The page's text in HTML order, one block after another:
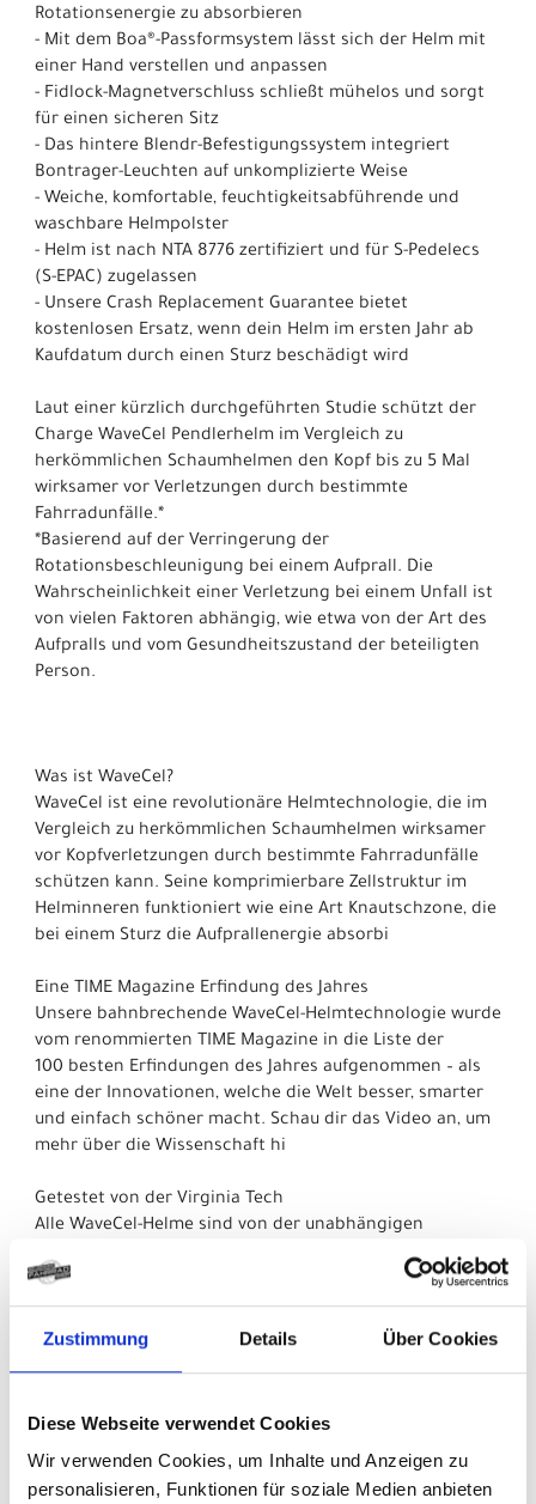
Zustimmung Details Über Cookies
Diese Webseite verwendet Cookies
Wir verwenden Cookies, um Inhalte und Anzeigen zu
personalisieren, Funktionen für soziale Medien anbieten
Rotationsenergie zu absorbieren
- Mit dem Boa®-Passformsystem lässt sich der Helm mit
einer Hand verstellen und anpassen
- Fidlock-Magnetverschluss schließt mühelos und sorgt
für einen sicheren Sitz
- Das hintere Blendr-Befestigungssystem integriert
Bontrager-Leuchten auf unkomplizierte Weise
- Weiche, komfortable, feuchtigkeitsabführende und
waschbare Helmpolster
- Helm ist nach NTA 8776 zertifiziert und für S-Pedelecs
(S-EPAC) zugelassen
- Unsere Crash Replacement Guarantee bietet
kostenlosen Ersatz, wenn dein Helm im ersten Jahr ab
Kaufdatum durch einen Sturz beschädigt wird
Laut einer kürzlich durchgeführten Studie schützt der
Charge WaveCel Pendlerhelm im Vergleich zu
herkömmlichen Schaumhelmen den Kopf bis zu 5 Mal
wirksamer vor Verletzungen durch bestimmte
Fahrradunfälle.*
*Basierend auf der Verringerung der
Rotationsbeschleunigung bei einem Aufprall. Die
Wahrscheinlichkeit einer Verletzung bei einem Unfall ist
von vielen Faktoren abhängig, wie etwa von der Art des
Aufpralls und vom Gesundheitszustand der beteiligten
Person.
Was ist WaveCel?
WaveCel ist eine revolutionäre Helmtechnologie, die im
Vergleich zu herkömmlichen Schaumhelmen wirksamer
vor Kopfverletzungen durch bestimmte Fahrradunfälle
schützen kann. Seine komprimierbare Zellstruktur im
Helminneren funktioniert wie eine Art Knautschzone, die
bei einem Sturz die Aufprallenergie absorbi
Eine TIME Magazine Erfindung des Jahres
Unsere bahnbrechende WaveCel-Helmtechnologie wurde
vom renommierten TIME Magazine in die Liste der
100 besten Erfindungen des Jahres aufgenommen – als
eine der Innovationen, welche die Welt besser, smarter
und einfach schöner macht. Schau dir das Video an, um
mehr über die Wissenschaft hi
Getestet von der Virginia Tech
Alle WaveCel-Helme sind von der unabhängigen
Prüfeinrichtung Virginia Tech mit der höchsten
Bewertung ausgezeichnet worden. Diese objektive
Prüfung beweist, dass Bontragers WaveCel-Helme mit
ihrer 5-Sterne-Bewertung Fahrradfahrern den besten
Für Speed-Pedelecs zugelassen
Fahrräder werden immer schneller, aber zum Glück hält